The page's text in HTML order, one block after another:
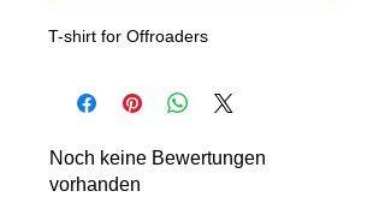
T-shirt for Offroaders
Noch keine Bewertungen
vorhanden